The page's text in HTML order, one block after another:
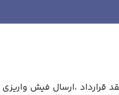
قرارداد ،ارسال فیش